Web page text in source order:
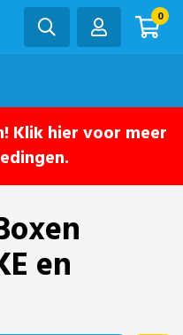
0
Klik hier voor meer
en